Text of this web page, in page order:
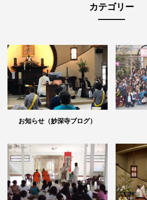
カテゴリー
お知らせ（妙深寺ブログ）